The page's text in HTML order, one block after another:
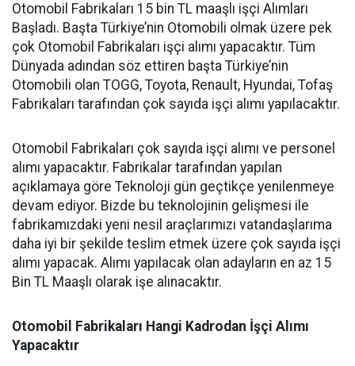
Otomobil Fabrikaları 15 bin TL maaşlı işçi Alımları
Başladı. Başta Türkiye’nin Otomobili olmak üzere pek
çok Otomobil Fabrikaları işçi alımı yapacaktır. Tüm
Dünyada adından söz ettiren başta Türkiye’nin
Otomobili olan TOGG, Toyota, Renault, Hyundai, Tofaş
Fabrikaları tarafından çok sayıda işçi alımı yapılacaktır.
Otomobil Fabrikaları çok sayıda işçi alımı ve personel
alımı yapacaktır. Fabrikalar tarafından yapılan
açıklamaya göre Teknoloji gün geçtikçe yenilenmeye
devam ediyor. Bizde bu teknolojinin gelişmesi ile
fabrikamızdaki yeni nesil araçlarımızı vatandaşlarıma
daha iyi bir şekilde teslim etmek üzere çok sayıda işçi
alımı yapacak. Alımı yapılacak olan adayların en az 15
Bin TL Maaşlı olarak işe alınacaktır.
Otomobil Fabrikaları Hangi Kadrodan İşçi Alımı
Yapacaktır